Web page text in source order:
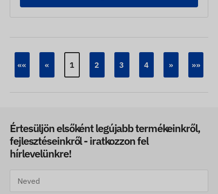
«« « 1 2 3 4 » »»
Értesüljön elsőként legújabb termékeinkről,
fejlesztéseinkről - iratkozzon fel
hírlevelünkre!